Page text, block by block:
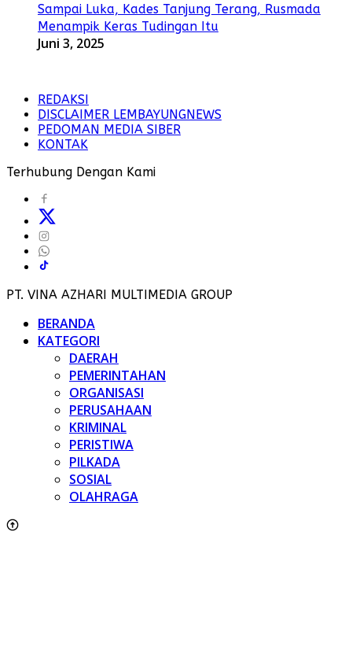
Sampai Luka, Kades Tanjung Terang, Rusmada
Menampik Keras Tudingan Itu
Juni 3, 2025
REDAKSI
DISCLAIMER LEMBAYUNGNEWS
PEDOMAN MEDIA SIBER
KONTAK
Terhubung Dengan Kami
PT. VINA AZHARI MULTIMEDIA GROUP
BERANDA
KATEGORI
DAERAH
PEMERINTAHAN
ORGANISASI
PERUSAHAAN
KRIMINAL
PERISTIWA
PILKADA
SOSIAL
OLAHRAGA